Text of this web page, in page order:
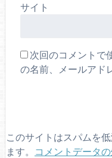
サイト
次回のコメントで
の名前、メールアド
このサイトはスパムを
ます。
コメントデータ